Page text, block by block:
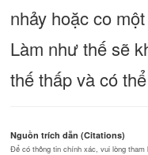
nhảy hoặc co
Làm như thế sẽ
thế thấp và có
Nguồn trích dẫn (Citations)
Để có thông tin chính xác, vui lòng tham